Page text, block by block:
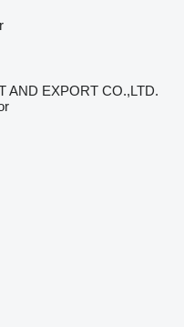
AND EXPORT CO.,LTD.